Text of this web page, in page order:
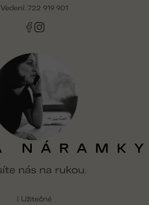
Vedení: 722 919 901
| Užitečné